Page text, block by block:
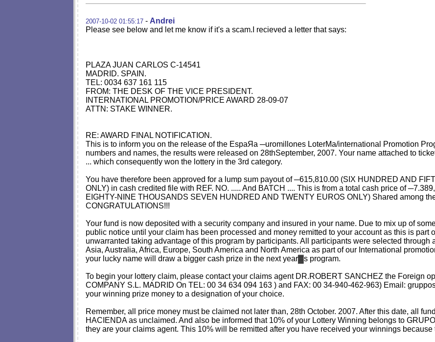
2007-10-02 01:55:17 - Andrei
Please see below and let me know if it's a scam.I recieved a letter that says:
PLAZA JUAN CARLOS C-14541
MADRID. SPAIN.
TEL: 0034 637 161 115
FROM: THE DESK OF THE VICE PRESIDENT.
INTERNATIONAL PROMOTION/PRICE AWARD 28-09-07
ATTN: STAKE WINNER.
RE: AWARD FINAL NOTIFICATION.
This is to inform you on the release of the EspaЯa ─uromillones LoterМa/international Promotion
numbers and names, the results were released on 28thSeptember, 2007. Your name attached to
... which consequently won the lottery in the 3rd category.
You have therefore been approved for a lump sum payout of ─615,810.00 (SIX HUNDRED AND
ONLY) in cash credited file with REF. NO. ..... And BATCH .... This is from a total cash price of
EIGHTY-NINE THOUSANDS SEVEN HUNDRED AND TWENTY EUROS ONLY) Shared among
CONGRATULATIONS!!!
Your fund is now deposited with a security company and insured in your name. Due to mix up of
public notice until your claim has been processed and money remitted to your account as this is
unwarranted taking advantage of this program by participants. All participants were selected
Asia, Australia, Africa, Europe, South America and North America as part of our International
your lucky name will draw a bigger cash prize in the next year▓s program.
To begin your lottery claim, please contact your claims agent DR.ROBERT SANCHEZ the Foreign
COMPANY S.L. MADRID On TEL: 00 34 634 094 163 ) and FAX: 00 34-940-462-963) Email:
your winning prize money to a designation of your choice.
Remember, all price money must be claimed not later than, 28th October. 2007. After this date, all
HACIENDA as unclaimed. And also be informed that 10% of your Lottery Winning belongs to
they are your claims agent. This 10% will be remitted after you have received your winnings